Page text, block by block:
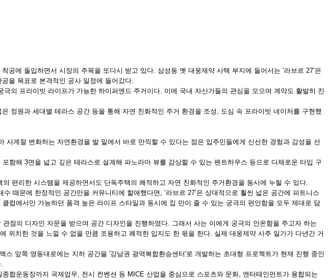
에 돌입하면서 시장의 주목을 또다시 받고 있다. 삼성동 옛 대웅제약 사택 부지에 들어서는 ‘라브르 27’은
을 목표로 본격적인 공사 일정에 들어갔다.
의 프라이빗 라이프가 가능한 하이퍼엔드 주거이다. 이에 국내 자산가들의 관심을 모으며 계약도 활발히 진
정원과 세대별 테라스 공간 등을 통해 자연 친화적인 주거 환경을 조성, 도심 속 프라이빗 네이처를 구현했
계절 변화하는 자연환경을 발 밑에서 바로 만끽할 수 있다는 점은 입주민들에게 신선한 경험과 감성을 선
해 3면을 넓고 깊은 테라스로 설계해 파노라마 뷰를 감상할 수 있는 펜트하우스 등으로 다채로운 타입 구
편리한 시스템을 제공하면서도 단독주택의 쾌적하고 자연 친화적인 주거환경을 동시에 누릴 수 있다.
때문에 한정적인 공간만을 커뮤니티에 할애했다면, ‘라브르 27’은 상대적으로 훨씬 넓은 공간에 피트니스
럽에서만 가능하던 품격 높은 라이프 스타일과 동시에 집 만이 줄 수 있는 궁극의 편안함을 모두 제대로 담
점의 디자인 자문을 받으며 공간 디자인을 진행하였다. 그래서 사는 이에게 궁극의 안온함을 주고자 하는
위치한 것을 느낄 수 없을 만큼 조용하고 쾌적한 입지도 한 몫을 한다. 실제 대웅제약 사주 일가가 다년간 거
앞쪽 영동대로에는 지하 공간을 '강남권 광역복합환승센터'로 개발하는 초대형 프로젝트가 현재 진행 중인
합운동장까지 국제업무, 전시 컨벤션 등 MICE 산업을 중심으로 스포츠와 문화, 엔터테인먼트가 융합되는